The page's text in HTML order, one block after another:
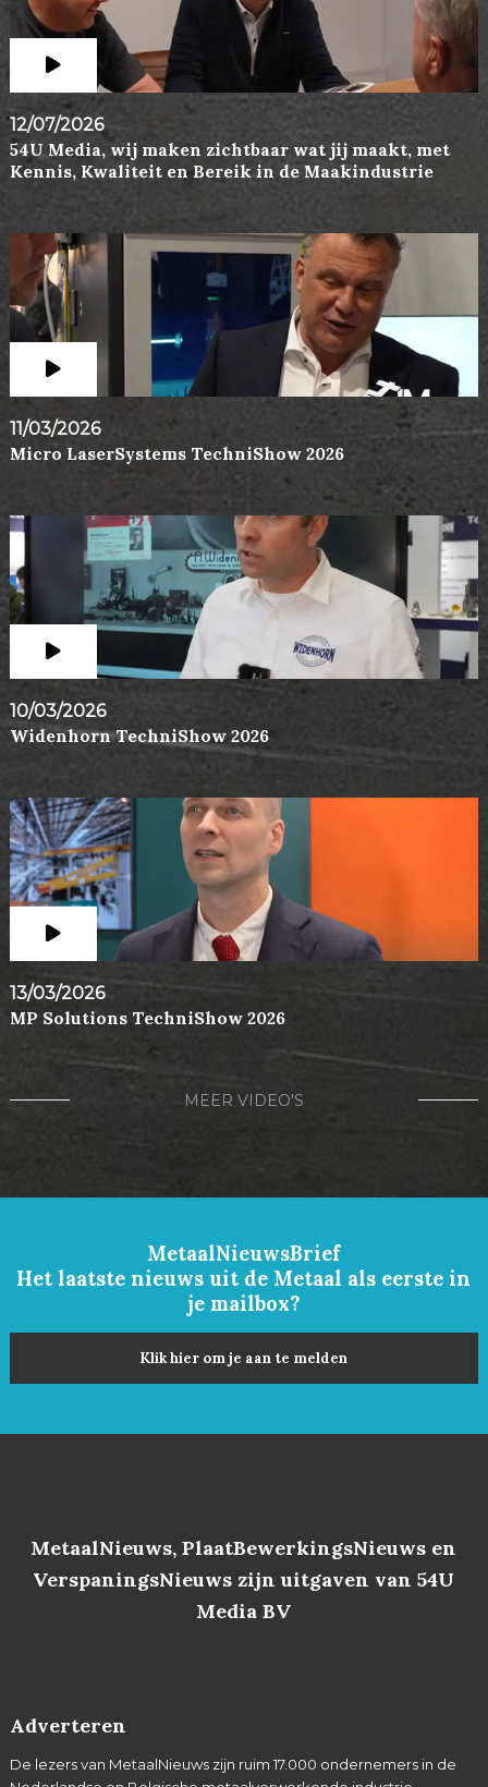
12/07/2026
54U Media, wij maken zichtbaar wat jij maakt, met
Kennis, Kwaliteit en Bereik in de Maakindustrie
11/03/2026
Micro LaserSystems TechniShow 2026
10/03/2026
Widenhorn TechniShow 2026
13/03/2026
MP Solutions TechniShow 2026
MEER VIDEO'S
MetaalNieuwsBrief
Het laatste nieuws uit de Metaal als eerste in
je mailbox?
Klik hier om je aan te melden
MetaalNieuws, PlaatBewerkingsNieuws en
VerspaningsNieuws zijn uitgaven van 54U
Media BV
Adverteren
De lezers van MetaalNieuws zijn ruim 17.000 ondernemers in de